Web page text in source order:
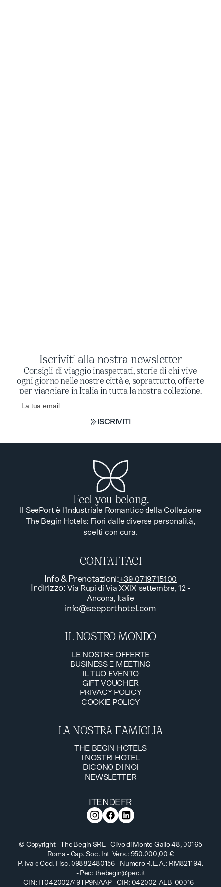
Iscriviti alla nostra newsletter
Consigli di viaggio inaspettati, storie di chi vive
ogni giorno nelle nostre città e, soprattutto, offerte
per viaggiare in Italia in tutta la nostra collezione.
ISCRIVITI
Feel you belong.
Il SeePort è l'Industriale Romantico della Collezione
The Begin Hotels: Fiori dalle diverse personalità,
scelti con cura.
CONTATTACI
Info & Prenotazioni:+39 0719715100
Indirizzo:Via Rupi di Via XXIX settembre, 12 -
Ancona, Italie
info@seeporthotel.com
IL NOSTRO MONDO
LE NOSTRE OFFERTE
LE NOSTRE OFFERTE
BUSINESS E MEETING
BUSINESS E MEETING
IL TUO EVENTO
IL TUO EVENTO
GIFT VOUCHER
GIFT VOUCHER
PRIVACY POLICY
PRIVACY POLICY
COOKIE POLICY
LA NOSTRA FAMIGLIA
THE BEGIN HOTELS
THE BEGIN HOTELS
I NOSTRI HOTEL
I NOSTRI HOTEL
DICONO DI NOI
DICONO DI NOI
NEWSLETTER
ITEN DE FR
© Copyright - The Begin SRL - Clivo di Monte Gallo 48, 00165
Roma - Cap. Soc. Int. Vers.: 950.000,00 €
P. Iva e Cod. Fisc. 09882480156 - Numero R.E.A.: RM821194.
- Pec: thebegin@pec.it
CIN: IT042002A19TP9NAAP - CIR: 042002-ALB-00016 -